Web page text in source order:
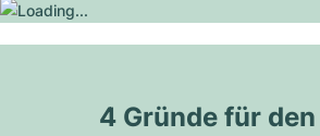
4 Gründe für